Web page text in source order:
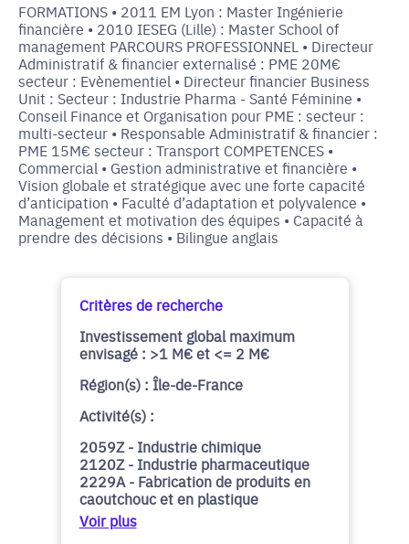
FORMATIONS • 2011 EM Lyon : Master Ingénierie
financière • 2010 IESEG (Lille) : Master School of
management PARCOURS PROFESSIONNEL • Directeur
Administratif & financier externalisé : PME 20M€
secteur : Evènementiel • Directeur financier Business
Unit : Secteur : Industrie Pharma - Santé Féminine •
Conseil Finance et Organisation pour PME : secteur :
multi-secteur • Responsable Administratif & financier :
PME 15M€ secteur : Transport COMPETENCES •
Commercial • Gestion administrative et financière •
Vision globale et stratégique avec une forte capacité
d’anticipation • Faculté d’adaptation et polyvalence •
Management et motivation des équipes • Capacité à
prendre des décisions • Bilingue anglais
Critères de recherche
Investissement global maximum
envisagé : >1 M€ et <= 2 M€
Région(s) : Île-de-France
Activité(s) :
2059Z - Industrie chimique
2120Z - Industrie pharmaceutique
2229A - Fabrication de produits en
caoutchouc et en plastique
Voir plus